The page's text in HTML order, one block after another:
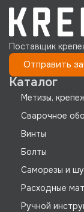
Поставщик
Отправить
Каталог
Метизы,
Сварочное
Винты
Болты
Саморезы и
Расходные
Ручной